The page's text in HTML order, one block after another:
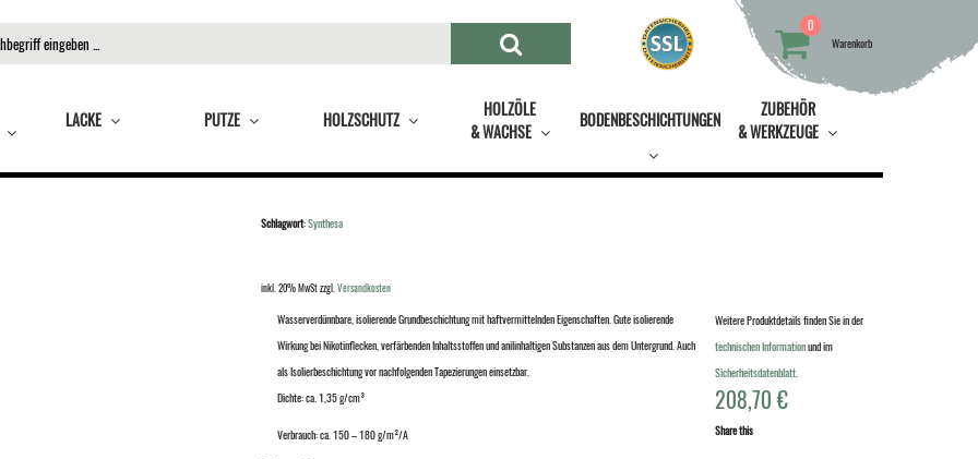
0
Warenkorb
LACKE PUTZE HOLZSCHUTZ
HOLZÖLE
& WACHSE
BODENBESCHICHTUNGEN
ZUBEHÖR
& WERKZEUGE
Schlagwort:Synthesa
inkl. 20% MwStzzgl.Versandkosten
Wasserverdünnbare, isolierende Grundbeschichtung mit haftvermittelnden Eigenschaften. Gute isolierende
Wirkung bei Nikotinflecken, verfärbenden Inhaltsstoffen und anilinhaltigen Substanzen aus dem Untergrund. Auch
als Isolierbeschichtung vor nachfolgenden Tapezierungen einsetzbar.
Dichte: ca. 1,35 g/cm³
Verbrauch: ca. 150 – 180 g/m²/A
Weitere Produktdetails finden Sie in der
technischen Informationund im
Sicherheitsdatenblatt.
208,70€
Share this